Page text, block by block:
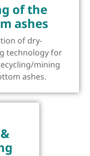
of the
ashes
of dry-
technology for
mining
ashes.